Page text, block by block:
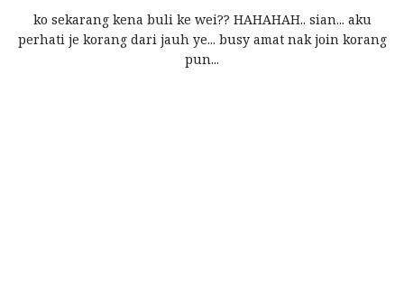
ko sekarang kena buli ke wei?? HAHAHAH.. sian... aku
perhati je korang dari jauh ye... busy amat nak join korang
pun...